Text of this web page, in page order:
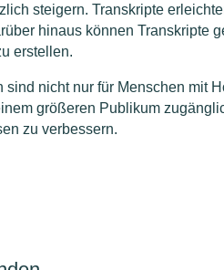
steigern. Transkripte
hinaus können Transkripte
erstellen.
sind nicht nur für Menschen mit
größeren Publikum
zu verbessern.